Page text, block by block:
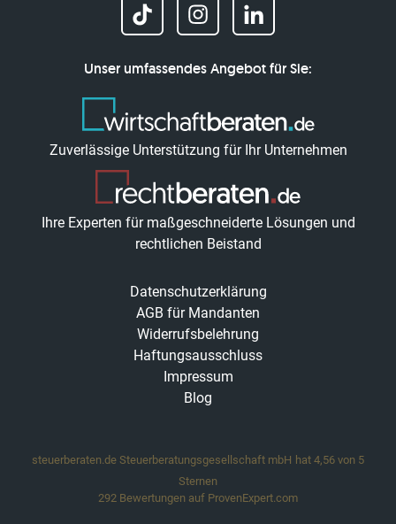
Unser umfassendes Angebot für Sie:
Zuverlässige Unterstützung für Ihr Unternehmen
Ihre Experten für maßgeschneiderte Lösungen und
rechtlichen Beistand
Datenschutzerklärung
AGB für Mandanten
Widerrufsbelehrung
Haftungsausschluss
Impressum
Blog
steuerberaten.de Steuerberatungsgesellschaft mbH hat 4,56 von 5
Sternen
292 Bewertungen auf ProvenExpert.com